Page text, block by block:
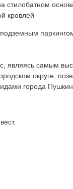
стилобатном
кровлей
являясь самым
округе,
города